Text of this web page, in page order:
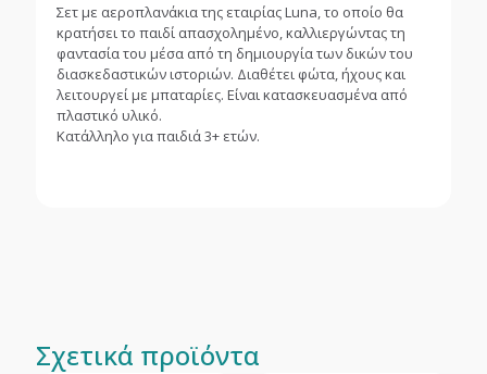
Σετ με αεροπλανάκια της εταιρίας Luna, το οποίο θα
κρατήσει το παιδί απασχολημένο, καλλιεργώντας τη
φαντασία του μέσα από τη δημιουργία των δικών του
διασκεδαστικών ιστοριών. Διαθέτει φώτα, ήχους και
λειτουργεί με μπαταρίες. Είναι κατασκευασμένα από
πλαστικό υλικό.
Κατάλληλο για παιδιά 3+ ετών.
Σχετικά προϊόντα